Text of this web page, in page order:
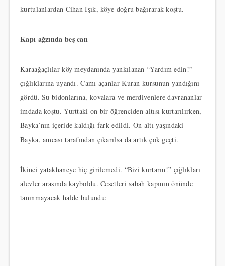
kurtulanlardan Cihan Işık, köye doğru bağırarak koştu.
Kapı ağzında beş can
Karaağaçlılar köy meydanında yankılanan “Yardım edin!”
çığlıklarına uyandı. Camı açanlar Kuran kursunun yandığını
gördü. Su bidonlarına, kovalara ve merdivenlere davrananlar
imdada koştu. Yurttaki on bir öğrenciden altısı kurtarılırken,
Bayka’nın içeride kaldığı fark edildi. On altı yaşındaki
Bayka, amcası tarafından çıkarılsa da artık çok geçti.
İkinci yatakhaneye hiç girilemedi. “Bizi kurtarın!” çığlıkları
alevler arasında kayboldu. Cesetleri sabah kapının önünde
tanınmayacak halde bulundu: